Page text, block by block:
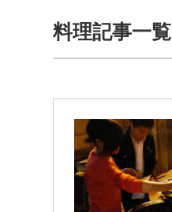
料理記事一覧